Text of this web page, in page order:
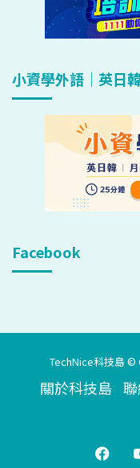
小資學外語｜英日
Facebook
TechNice科技島 ©
關於科技島